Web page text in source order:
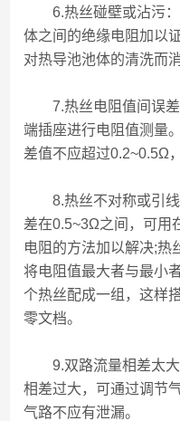
6.热丝碰壁或沾污：
体之间的绝缘电阻加以
对热导池池体的清洗而
7.热丝电阻值间误差
端插座进行电阻值测量
差值不应超过0.2~0.5Ω
8.热丝不对称或引线
差在0.5~3Ω之间，可用
电阻的方法加以解决;热
将电阻值最大者与最小
个热丝配成一组，这样
零文档。
9.双路流量相差太大
相差过大，可通过调节
气路不应有泄漏。